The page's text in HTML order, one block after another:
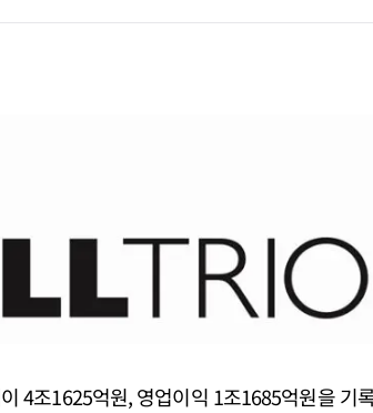
4조1625억원, 영업이익 1조1685억원을 기